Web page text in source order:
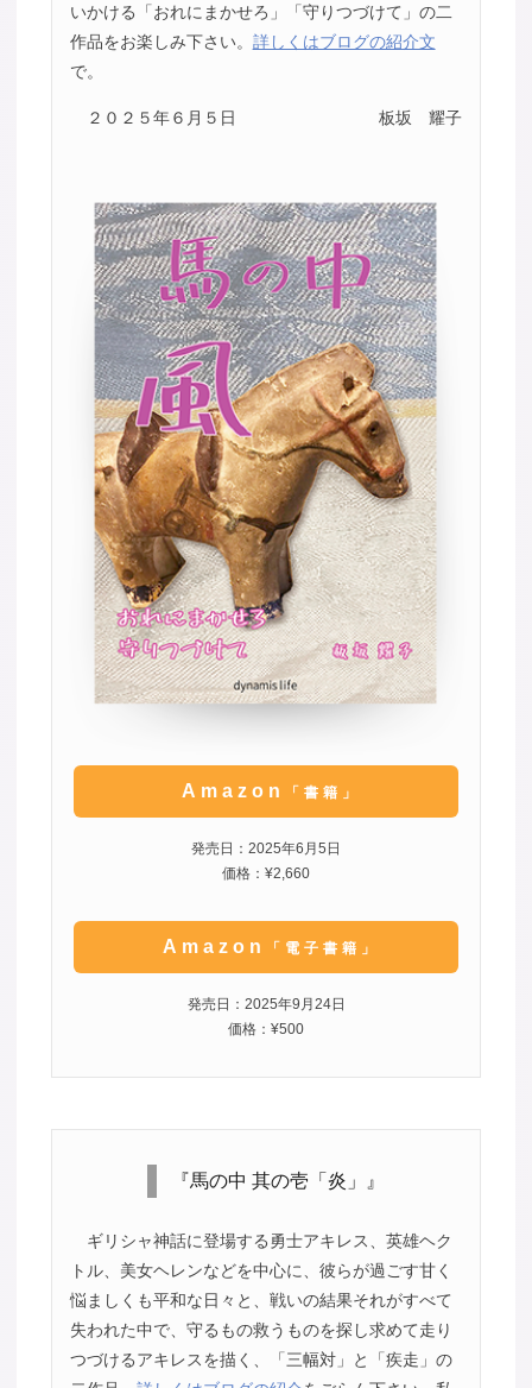
いかける「おれにまかせろ」「守りつづけて」の二
作品をお楽しみ下さい。 詳しくはブログの紹介文
で。
２０２５年６月５日 板坂 耀子
Amazon 「書籍」
発売日：2025年6月5日
価格：¥2,660
Amazon 「電子書籍」
発売日：2025年9月24日
価格：¥500
『馬の中 其の壱「炎」』
ギリシャ神話に登場する勇士アキレス、英雄ヘク
トル、美女ヘレンなどを中心に、彼らが過ごす甘く
悩ましくも平和な日々と、戦いの結果それがすべて
失われた中で、守るもの救うものを探し求めて走り
つづけるアキレスを描く、「三幅対」と「疾走」の